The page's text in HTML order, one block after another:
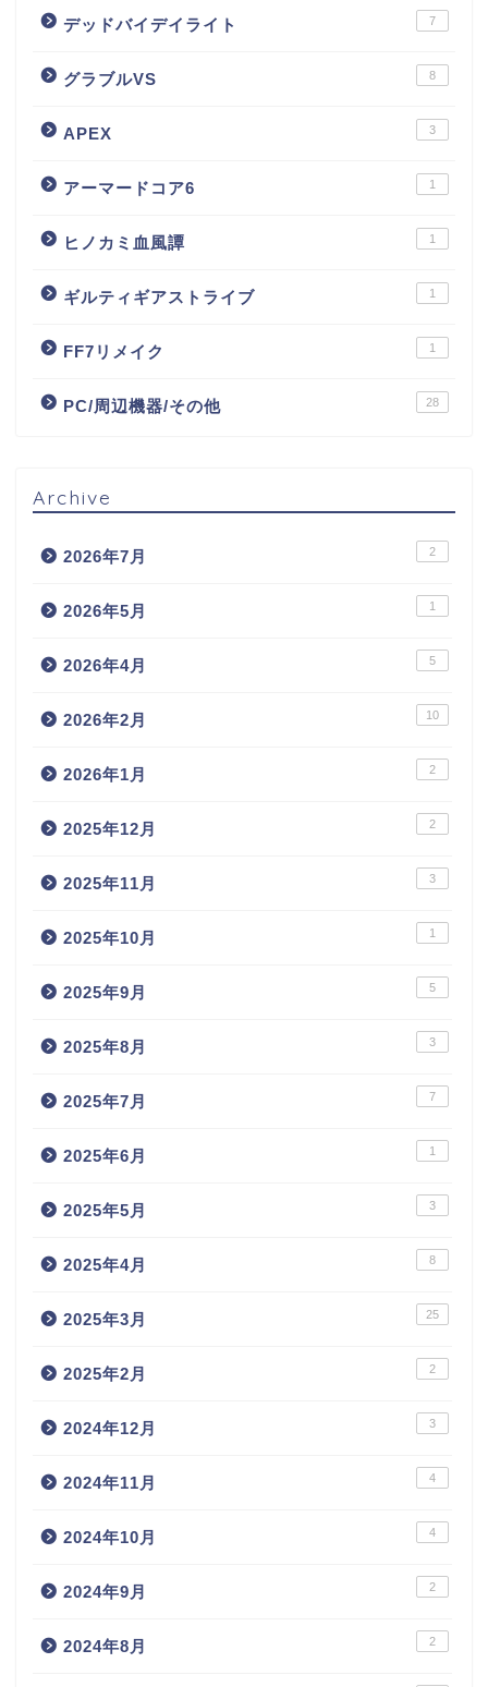
デッドバイデイライト 7
グラブルVS 8
APEX 3
アーマードコア6 1
ヒノカミ血風譚 1
ギルティギアストライブ 1
FF7リメイク 1
PC/周辺機器/その他 28
Archive
2026年7月 2
2026年5月 1
2026年4月 5
2026年2月 10
2026年1月 2
2025年12月 2
2025年11月 3
2025年10月 1
2025年9月 5
2025年8月 3
2025年7月 7
2025年6月 1
2025年5月 3
2025年4月 8
2025年3月 25
2025年2月 2
2024年12月 3
2024年11月 4
2024年10月 4
2024年9月 2
2024年8月 2